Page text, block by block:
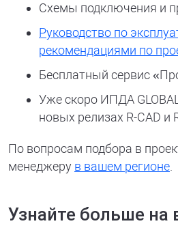
Схемы подключения и
Руководство по
рекомендациями по
Бесплатный сервис
Уже скоро ИПДА
новых релизах R-CAD и
По вопросам подбора в
менеджеру в вашем регионе
Узнайте больше на